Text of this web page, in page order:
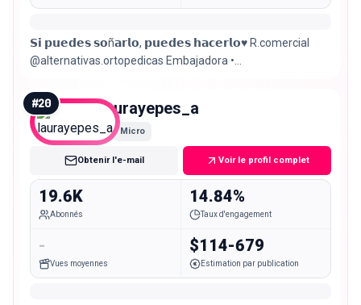
𝗦𝗶 𝗽𝘂𝗲𝗱𝗲𝘀 𝘀𝗼ñ𝗮𝗿𝗹𝗼, 𝗽𝘂𝗲𝗱𝗲𝘀 𝗵𝗮𝗰𝗲𝗿𝗹𝗼♥️ R.comercial
@alternativas.ortopedicas Embajadora •
#20 laurayepes_a
Micro
Obtenir l'e-mail Voir le profil complet
19.6K
Abonnés
14.84%
Taux d'engagement
-
Vues moyennes
$114-679
Estimation par publication